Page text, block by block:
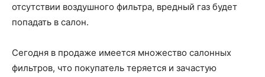
отсутствии воздушного фильтра, вредный газ будет
попадать в салон.
Сегодня в продаже имеется множество салонных
фильтров, что покупатель теряется и зачастую